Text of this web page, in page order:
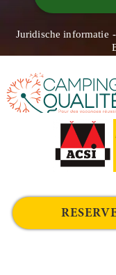
Juridische informatie